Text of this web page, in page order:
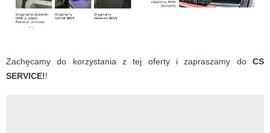
Zachęcamy do korzystania z tej oferty i zapraszamy do CS
SERVICE!!